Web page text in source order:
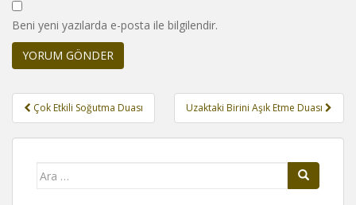
Beni yeni yazılarda e-posta ile bilgilendir.
Yazı
gezinmesi
Çok Etkili Soğutma Duası Uzaktaki Birini Aşık Etme Duası
Arama